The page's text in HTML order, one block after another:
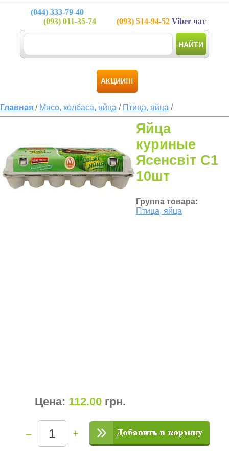
(044) 333-79-40
(093) 011-35-74 (093) 514-94-52 Viber чат
НАЙТИ
АКЦИИ!!!
Главная / Мясо, колбаса, яйца / Птица, яйца /
Яйца
куриные
Ясенсвіт С1
10шт
Группа товара:
Птица, яйца
Цена: 112.00 грн.
– +